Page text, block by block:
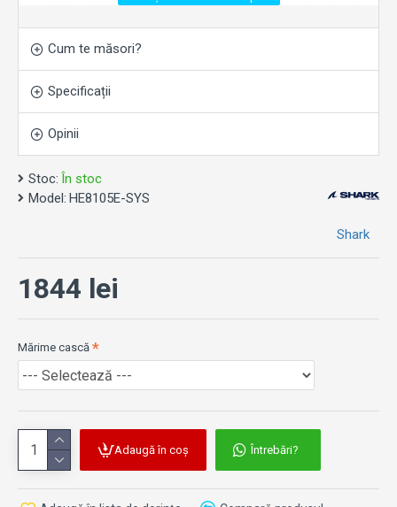
mulți-densitate asigură cel mai înalt nivel de protecție și
depășește acest nou standard. Viziera ultrarezistentă
oferă un nivel suplimentar de securitate căștii, datorită
sistemului său de blocare cu „patru puncte de ancorare”,
inspirat direct de Race-R Pro GP.
CALITATE OPTICĂ EXCEPȚIONALĂ:
SPARTAN RS este echipat cu vizieră de înaltă
performanță VZ 300, care și-a dovedit deja valoarea pe
anti-aburire de pe piață. Parasolarul intern, care este
UN PROFIL AERODINAMIC:
Profilul SPARTAN RS a fost proiectat și proiectat pentru
a limita rezistența aerodinamică, pentru a minimiza
zgomotul exterior la viteze medii și mari.
Cum te măsori?
Specificații
Opinii
Stoc: În stoc
Model: HE8105E-SYS
Shark
1844 lei
Mărime cască
Adaugă în coș Întrebări?